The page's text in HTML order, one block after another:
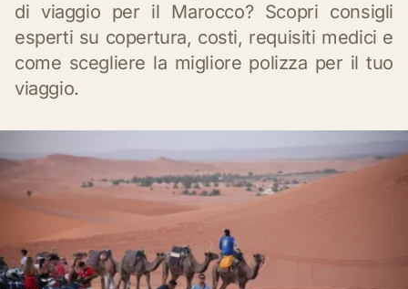
di viaggio per il Marocco? Scopri consigli
esperti su copertura, costi, requisiti medici e
come scegliere la migliore polizza per il tuo
viaggio.